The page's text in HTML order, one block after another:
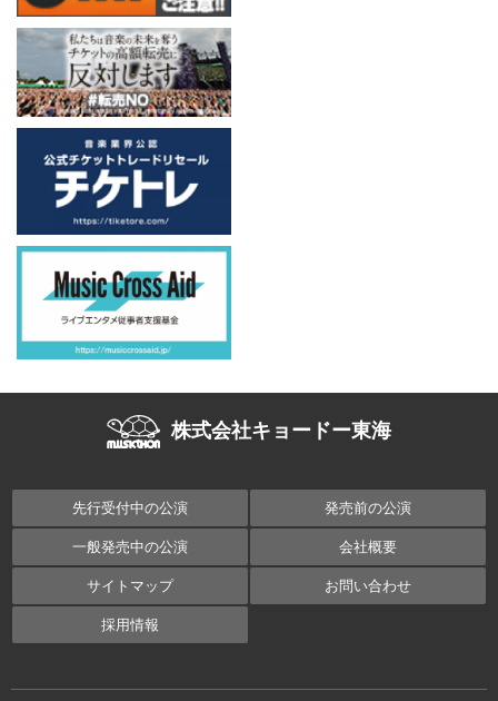
株式会社キョードー東海
先行受付中の公演 発売前の公演
一般発売中の公演 会社概要
サイトマップ お問い合わせ
採用情報